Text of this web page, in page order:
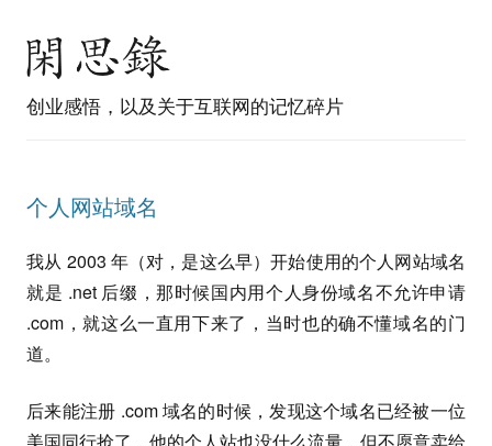
创业感悟，以及关于互联网的记忆碎片
个人网站域名
我从 2003 年（对，是这么早）开始使用的个人网站域名
就是 .net 后缀，那时候国内用个人身份域名不允许申请
.com，就这么一直用下来了，当时也的确不懂域名的门
道。
后来能注册 .com 域名的时候，发现这个域名已经被一位